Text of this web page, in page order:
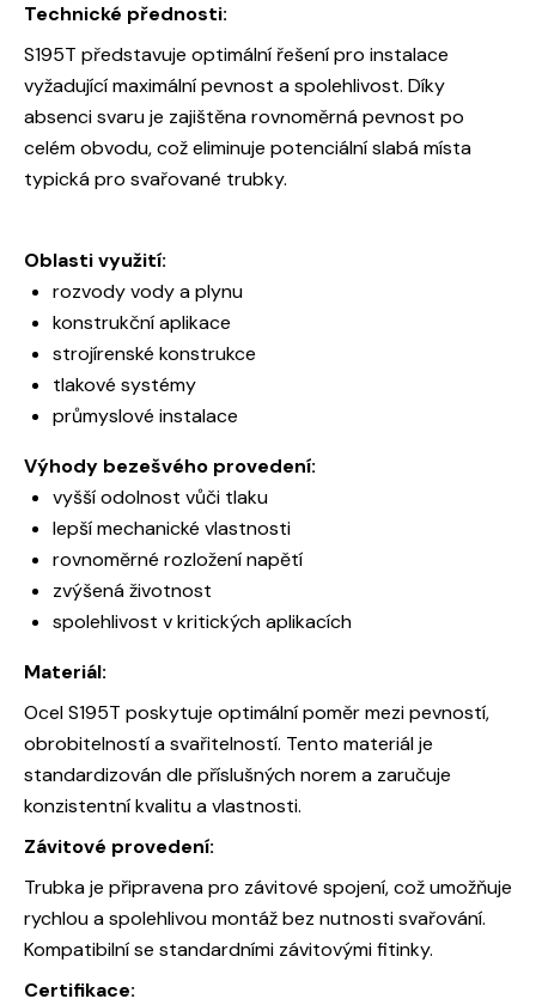
Technické přednosti:
S195T představuje optimální řešení pro instalace
vyžadující maximální pevnost a spolehlivost. Díky
absenci svaru je zajištěna rovnoměrná pevnost po
celém obvodu, což eliminuje potenciální slabá místa
typická pro svařované trubky.
Oblasti využití:
rozvody vody a plynu
konstrukční aplikace
strojírenské konstrukce
tlakové systémy
průmyslové instalace
Výhody bezešvého provedení:
vyšší odolnost vůči tlaku
lepší mechanické vlastnosti
rovnoměrné rozložení napětí
zvýšená životnost
spolehlivost v kritických aplikacích
Materiál:
Ocel S195T poskytuje optimální poměr mezi pevností,
obrobitelností a svařitelností. Tento materiál je
standardizován dle příslušných norem a zaručuje
konzistentní kvalitu a vlastnosti.
Závitové provedení:
Trubka je připravena pro závitové spojení, což umožňuje
rychlou a spolehlivou montáž bez nutnosti svařování.
Kompatibilní se standardními závitovými fitinky.
Certifikace: